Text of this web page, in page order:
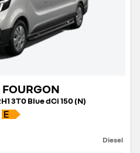
3T0 Blue dCi 150 (N)
Diesel